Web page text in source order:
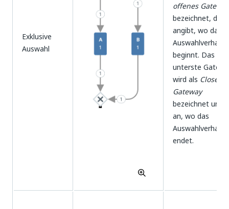
Exklusive
Auswahl
offenes Gateway
bezeichnet, das
angibt, wo das
beginnt. Das
unterste
wird als Close-
Gateway
bezeichnet und
an, wo das
endet.